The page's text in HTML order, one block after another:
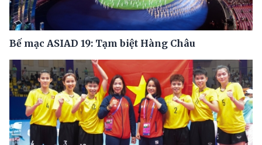
Bế mạc ASIAD 19: Tạm biệt Hàng Châu